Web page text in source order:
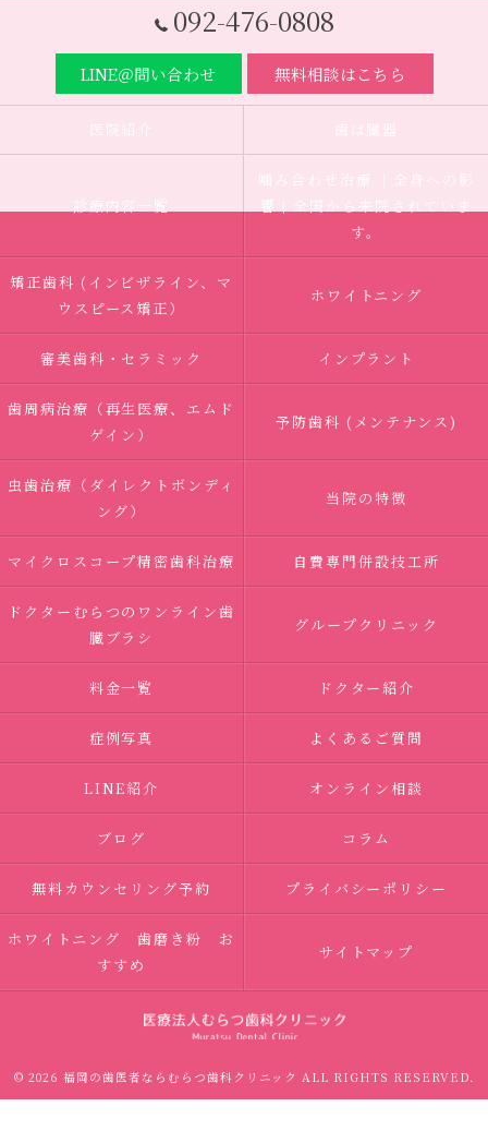
092-476-0808
LINE＠問い合わせ 無料相談はこちら
医院紹介 歯は臓器
診療内容一覧
噛み合わせ治療 ｜全身への影
響｜全国から来院されていま
す。
矯正歯科 (インビザライン、マ
ウスピース矯正）
ホワイトニング
審美歯科・セラミック インプラント
歯周病治療（再生医療、エムド
ゲイン）
予防歯科 (メンテナンス)
虫歯治療（ダイレクトボンディ
ング）
当院の特徴
マイクロスコープ精密歯科治療 自費専門併設技工所
ドクターむらつのワンライン歯
臓ブラシ
グループクリニック
料金一覧 ドクター紹介
症例写真 よくあるご質問
LINE紹介 オンライン相談
ブログ コラム
無料カウンセリング予約 プライバシーポリシー
ホワイトニング 歯磨き粉 お
すすめ
サイトマップ
© 2026 福岡の歯医者ならむらつ歯科クリニック ALL RIGHTS RESERVED.